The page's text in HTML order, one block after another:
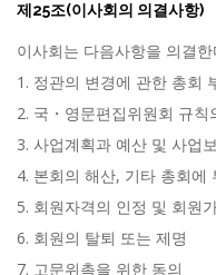
제25조(이사회의 의결사항)
이사회는 다음사항을 의결한
1. 정관의 변경에 관한 총회
2. 국・영문편집위원회 규칙
3. 사업계획과 예산 및 사업
4. 본회의 해산, 기타 총회에
5. 회원자격의 인정 및 회원
6. 회원의 탈퇴 또는 제명
7. 고문위촉을 위한 동의